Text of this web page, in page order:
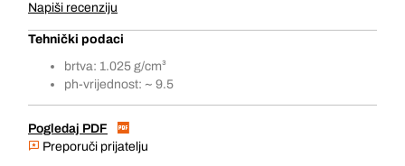
Napiši recenziju
Tehnički podaci
brtva: 1.025 g/cm³
ph-vrijednost: ~ 9.5
Pogledaj PDF
Preporuči prijatelju